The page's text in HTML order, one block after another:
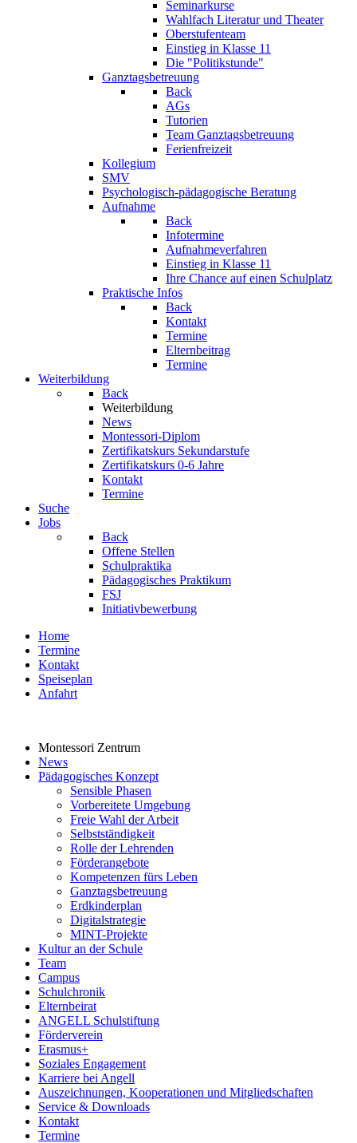
Seminarkurse
Wahlfach Literatur und Theater
Oberstufenteam
Einstieg in Klasse 11
Die "Politikstunde"
Ganztagsbetreuung
Back
AGs
Tutorien
Team Ganztagsbetreuung
Ferienfreizeit
Kollegium
SMV
Psychologisch-pädagogische Beratung
Aufnahme
Back
Infotermine
Aufnahmeverfahren
Einstieg in Klasse 11
Ihre Chance auf einen Schulplatz
Praktische Infos
Back
Kontakt
Termine
Elternbeitrag
Termine
Weiterbildung
Back
Weiterbildung
News
Montessori-Diplom
Zertifikatskurs Sekundarstufe
Zertifikatskurs 0-6 Jahre
Kontakt
Termine
Suche
Jobs
Back
Offene Stellen
Schulpraktika
Pädagogisches Praktikum
FSJ
Initiativbewerbung
Home
Termine
Kontakt
Speiseplan
Anfahrt
Montessori Zentrum
News
Pädagogisches Konzept
Sensible Phasen
Vorbereitete Umgebung
Freie Wahl der Arbeit
Selbstständigkeit
Rolle der Lehrenden
Förderangebote
Kompetenzen fürs Leben
Ganztagsbetreuung
Erdkinderplan
Digitalstrategie
MINT-Projekte
Kultur an der Schule
Team
Campus
Schulchronik
Elternbeirat
ANGELL Schulstiftung
Förderverein
Erasmus+
Soziales Engagement
Karriere bei Angell
Auszeichnungen, Kooperationen und Mitgliedschaften
Service & Downloads
Kontakt
Termine